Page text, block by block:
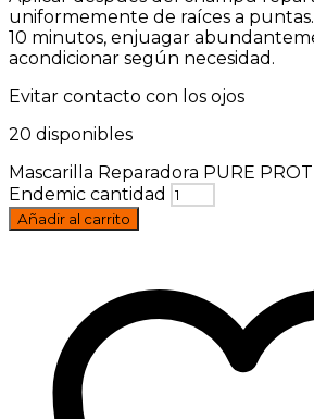
uniformemente de raíces a
10 minutos, enjuagar
acondicionar según necesidad.
Evitar contacto con los ojos
20 disponibles
Mascarilla Reparadora PURE
Endemic cantidad
Añadir al carrito